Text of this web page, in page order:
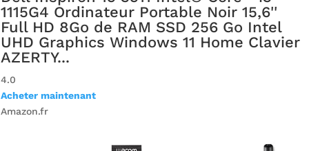
1115G4 Ordinateur Portable Noir 15,6''
Full HD 8Go de RAM SSD 256 Go Intel
UHD Graphics Windows 11 Home Clavier
AZERTY...
4.0
Acheter maintenant
Amazon.fr